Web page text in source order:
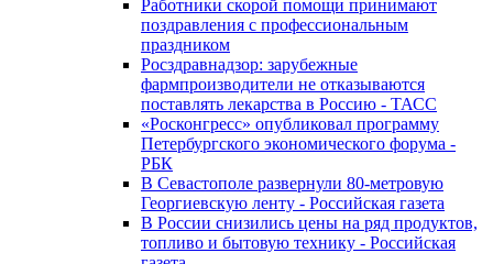
Работники скорой помощи принимают
поздравления с профессиональным
праздником
Росздравнадзор: зарубежные
фармпроизводители не отказываются
поставлять лекарства в Россию - ТАСС
«Росконгресс» опубликовал программу
Петербургского экономического форума -
РБК
В Севастополе развернули 80-метровую
Георгиевскую ленту - Российская газета
В России снизились цены на ряд продуктов,
топливо и бытовую технику - Российская